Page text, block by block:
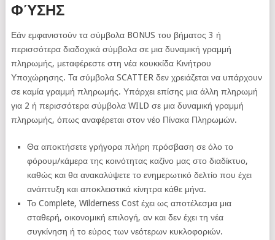
ΦΎΣΗΣ
Εάν εμφανιστούν τα σύμβολα BONUS του βήματος 3 ή
περισσότερα διαδοχικά σύμβολα σε μια δυναμική γραμμή
πληρωμής, μεταφέρεστε στη νέα κουκκίδα Κινήτρου
Υποχώρησης. Τα σύμβολα SCATTER δεν χρειάζεται να υπάρχουν
σε καμία γραμμή πληρωμής. Υπάρχει επίσης μια άλλη πληρωμή
για 2 ή περισσότερα σύμβολα WILD σε μια δυναμική γραμμή
πληρωμής, όπως αναφέρεται στον νέο Πίνακα Πληρωμών.
Θα αποκτήσετε γρήγορα πλήρη πρόσβαση σε όλο το
φόρουμ/κάμερα της κοινότητας καζίνο μας στο διαδίκτυο,
καθώς και θα ανακαλύψετε το ενημερωτικό δελτίο που έχει
ανάπτυξη και αποκλειστικά κίνητρα κάθε μήνα.
Το Complete, Wilderness Cost έχει ως αποτέλεσμα μια
σταθερή, οικονομική επιλογή, αν και δεν έχει τη νέα
συγκίνηση ή το εύρος των νεότερων κυκλοφοριών.